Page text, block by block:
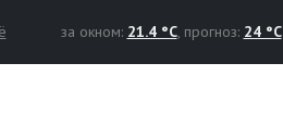
за окном: 21.4 °C, прогноз: 24 °C